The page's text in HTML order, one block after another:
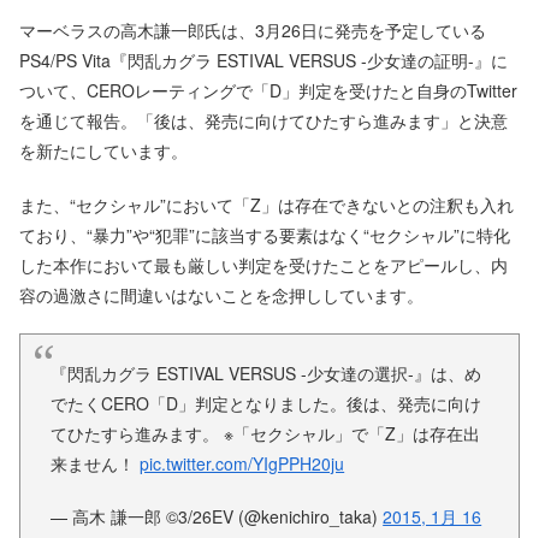
マーベラスの高木謙一郎氏は、3月26日に発売を予定している
PS4/PS Vita『閃乱カグラ ESTIVAL VERSUS -少女達の証明-』に
ついて、CEROレーティングで「D」判定を受けたと自身のTwitter
を通じて報告。「後は、発売に向けてひたすら進みます」と決意
を新たにしています。
また、“セクシャル”において「Z」は存在できないとの注釈も入れ
ており、“暴力”や“犯罪”に該当する要素はなく“セクシャル”に特化
した本作において最も厳しい判定を受けたことをアピールし、内
容の過激さに間違いはないことを念押ししています。
『閃乱カグラ ESTIVAL VERSUS -少女達の選択-』は、め
でたくCERO「D」判定となりました。後は、発売に向け
てひたすら進みます。 ※「セクシャル」で「Z」は存在出
来ません！pic.twitter.com/YIgPPH20ju
— 高木 謙一郎 ©3/26EV (@kenichiro_taka)2015, 1月 16